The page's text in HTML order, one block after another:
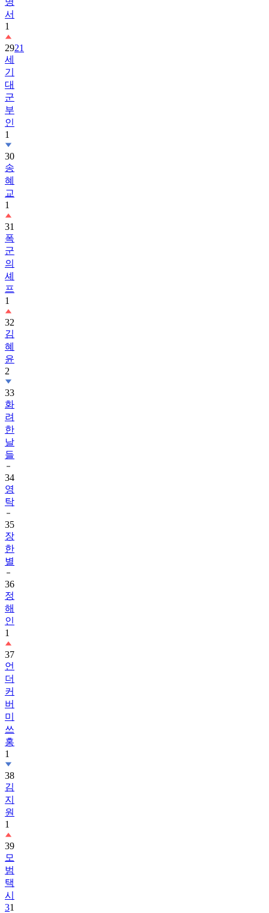
서
1
2921
세
기
대
군
부
인
1
30
송
혜
교
1
31
폭
군
의
셰
프
1
32
김
혜
윤
2
33
화
려
한
날
들
34
영
탁
35
장
한
별
36
정
해
인
1
37
언
더
커
버
미
쓰
홍
1
38
김
지
원
1
39
모
범
택
시
31